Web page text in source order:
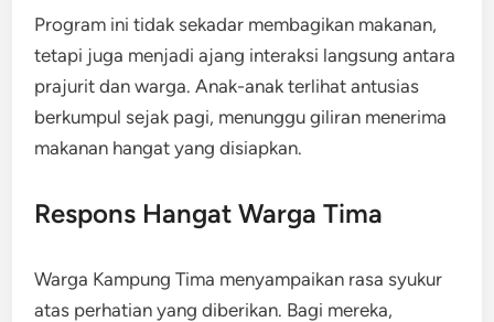
Program ini tidak sekadar membagikan makanan,
tetapi juga menjadi ajang interaksi langsung antara
prajurit dan warga. Anak-anak terlihat antusias
berkumpul sejak pagi, menunggu giliran menerima
makanan hangat yang disiapkan.
Respons Hangat Warga Tima
Warga Kampung Tima menyampaikan rasa syukur
atas perhatian yang diberikan. Bagi mereka,